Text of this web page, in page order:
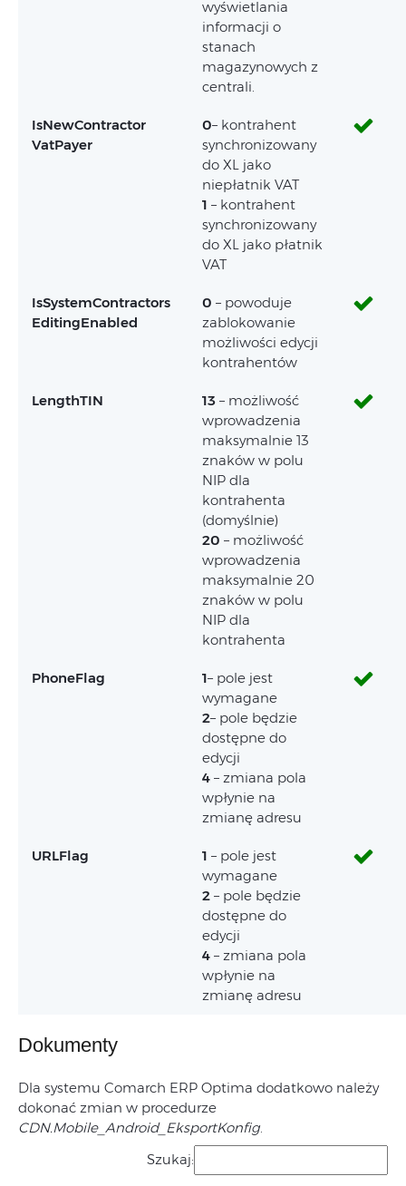
wyświetlania
informacji o
stanach
magazynowych z
centrali.
IsNewContractor
VatPayer
0– kontrahent
synchronizowany
do XL jako
niepłatnik VAT
1 – kontrahent
synchronizowany
do XL jako płatnik
VAT
IsSystemContractors
EditingEnabled
0 – powoduje
zablokowanie
możliwości edycji
kontrahentów
LengthTIN 13 – możliwość
wprowadzenia
maksymalnie 13
znaków w polu
NIP dla
kontrahenta
(domyślnie)
20 – możliwość
wprowadzenia
maksymalnie 20
znaków w polu
NIP dla
kontrahenta
PhoneFlag 1– pole jest
wymagane
2– pole będzie
dostępne do
edycji
4 – zmiana pola
wpłynie na
zmianę adresu
URLFlag 1 – pole jest
wymagane
2 – pole będzie
dostępne do
edycji
4 – zmiana pola
wpłynie na
zmianę adresu
Dokumenty
Dla systemu Comarch ERP Optima dodatkowo należy
dokonać zmian w procedurze
CDN.Mobile_Android_EksportKonfig.
Szukaj: